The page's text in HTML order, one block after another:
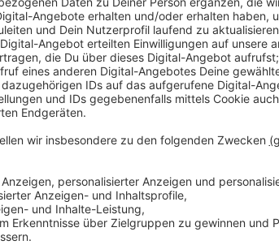
Im Ausrollen ist die Maschine dann auf dem
jährige Pilot aus Mönchengladbach wurde
eigenen Angaben Motorprobleme bemerkt und
Anzeige